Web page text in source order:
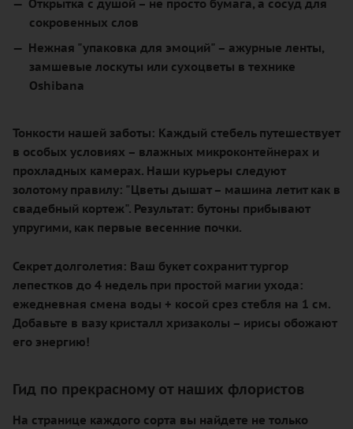
Открытка с душой – не просто бумага, а сосуд для
сокровенных слов
Нежная "упаковка для эмоций" – ажурные ленты,
замшевые лоскуты или сухоцветы в технике
Oshibana
Тонкости нашей заботы: Каждый стебель путешествует
в особых условиях – влажных микроконтейнерах и
прохладных камерах. Наши курьеры следуют
золотому правилу: "Цветы дышат – машина летит как в
свадебный кортеж". Результат: бутоны прибывают
упругими, как первые весенние почки.
Секрет долголетия: Ваш букет сохранит тургор
лепестков до 4 недель при простой магии ухода:
ежедневная смена воды + косой срез стебля на 1 см.
Добавьте в вазу кристалл хризаколы – ирисы обожают
его энергию!
Гид по прекрасному от наших флористов
На странице каждого сорта вы найдете не только